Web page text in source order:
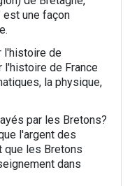
est une façon
l'histoire de
l'histoire de France
la physique,
par les Bretons?
l'argent des
que les Bretons
dans